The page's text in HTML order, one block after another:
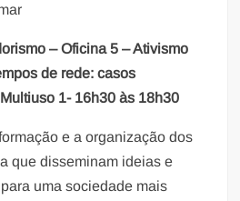
– Oficina 5 – Ativismo
de rede: casos
1- 16h30 às 18h30
e a organização dos
que disseminam ideias e
uma sociedade mais